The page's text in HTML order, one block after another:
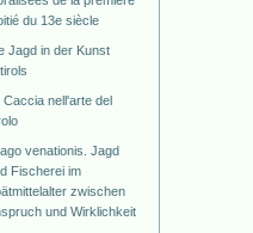
du 13e siècle
Jagd in der Kunst
Caccia nell'arte del
venationis. Jagd
Fischerei im
zwischen
und Wirklichkeit